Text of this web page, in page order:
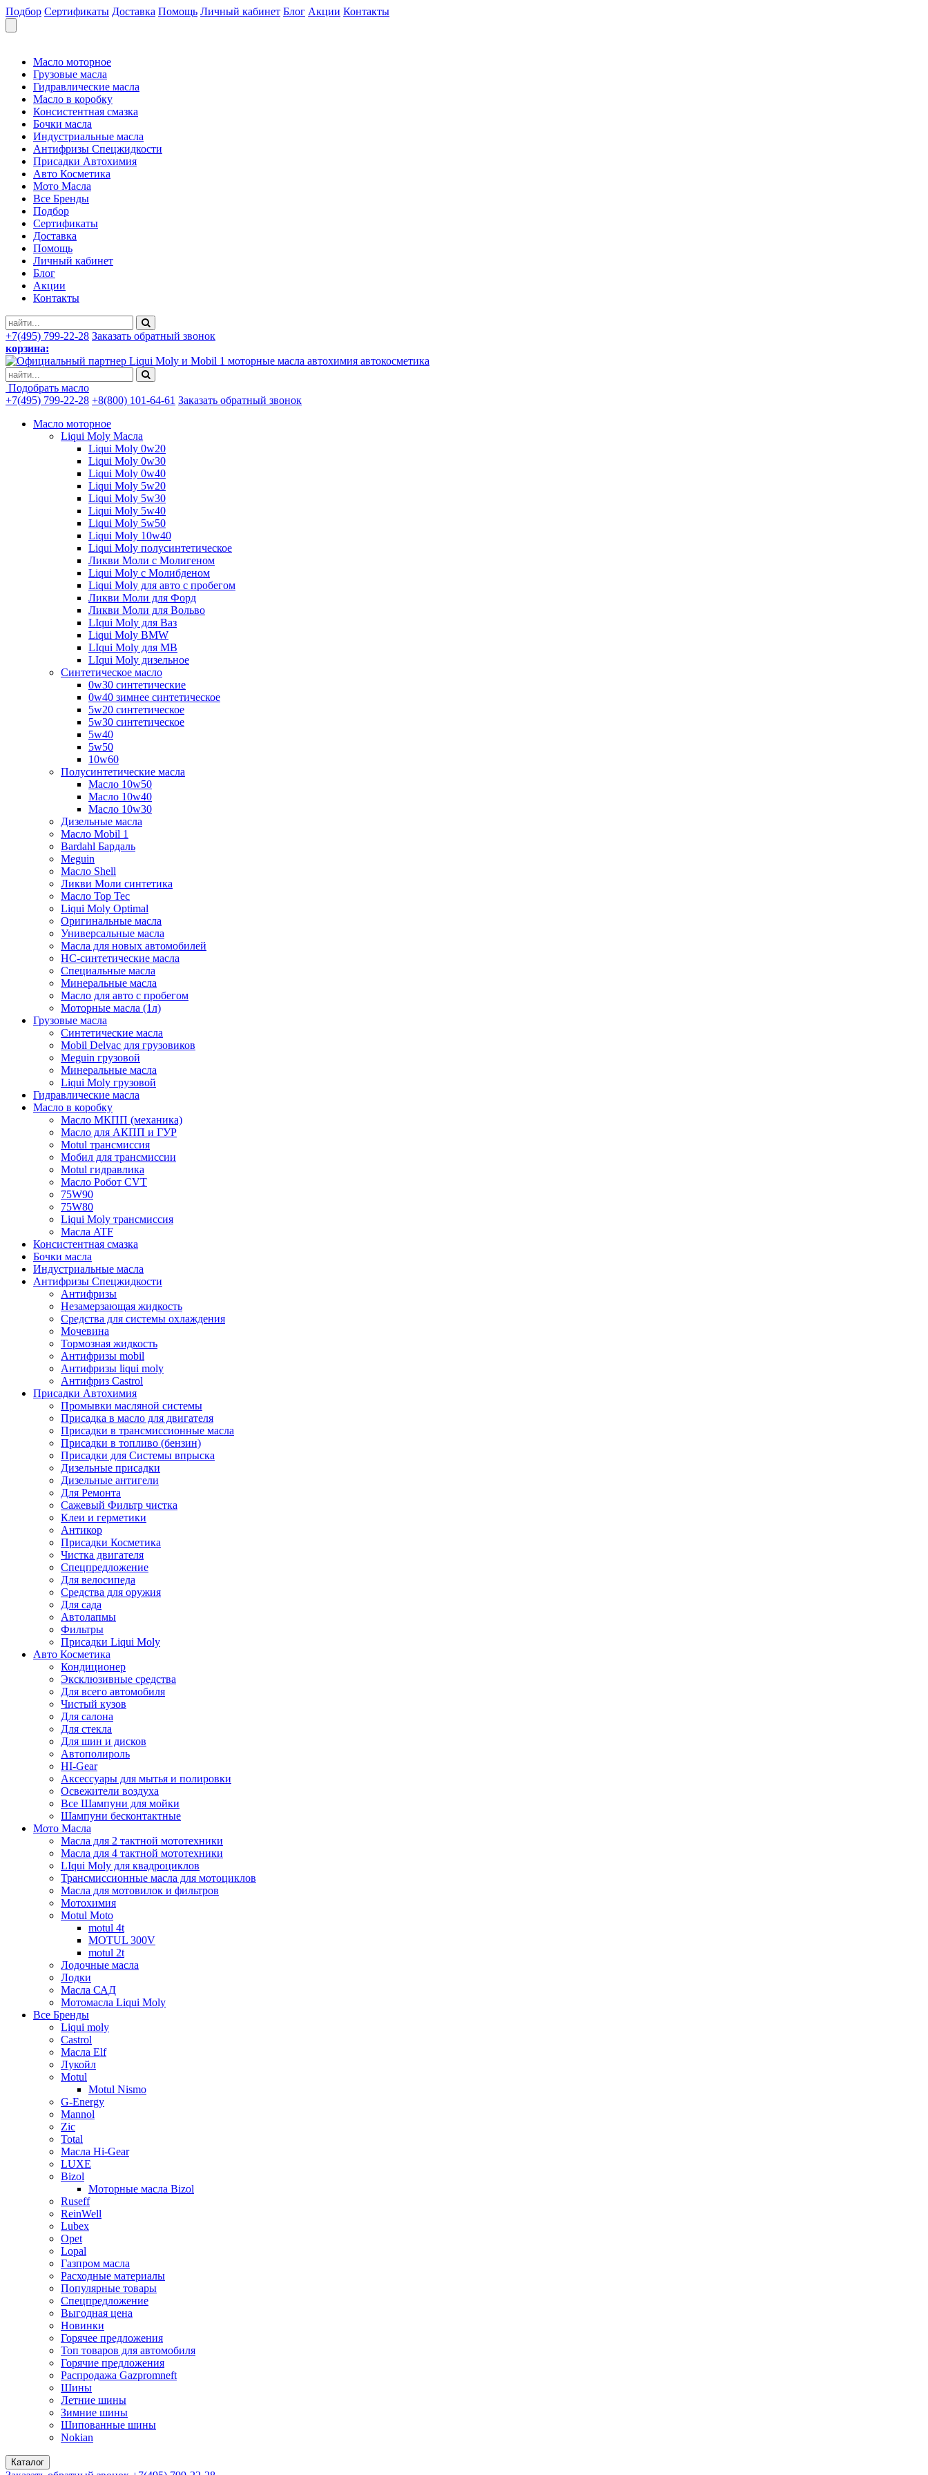
Подбор Сертификаты Доставка Помощь Личный кабинет Блог Акции Контакты
Масло моторное
Грузовые масла
Гидравлические масла
Масло в коробку
Консистентная смазка
Бочки масла
Индустриальные масла
Антифризы Спецжидкости
Присадки Автохимия
Авто Косметика
Мото Масла
Все Бренды
Подбор
Сертификаты
Доставка
Помощь
Личный кабинет
Блог
Акции
Контакты
+7(495) 799-22-28 Заказать обратный звонок
корзина:
моторные масла автохимия автокосметика
Подобрать масло
+7(495) 799-22-28 +8(800) 101-64-61 Заказать обратный звонок
Масло моторное
Liqui Moly Масла
Liqui Moly 0w20
Liqui Moly 0w30
Liqui Moly 0w40
Liqui Moly 5w20
Liqui Moly 5w30
Liqui Moly 5w40
Liqui Moly 5w50
Liqui Moly 10w40
Liqui Moly полусинтетическое
Ликви Моли с Молигеном
Liqui Moly с Молибденом
Liqui Moly для авто с пробегом
Ликви Моли для Форд
Ликви Моли для Вольво
LIqui Moly для Ваз
Liqui Moly BMW
LIqui Moly для MB
LIqui Moly дизельное
Синтетическое масло
0w30 синтетические
0w40 зимнее синтетическое
5w20 синтетическое
5w30 синтетическое
5w40
5w50
10w60
Полусинтетические масла
Масло 10w50
Масло 10w40
Масло 10w30
Дизельные масла
Масло Mobil 1
Bardahl Бардаль
Meguin
Масло Shell
Ликви Моли синтетика
Масло Top Tec
Liqui Moly Optimal
Оригинальные масла
Универсальные масла
Масла для новых автомобилей
HC-синтетические масла
Специальные масла
Минеральные масла
Масло для авто с пробегом
Моторные масла (1л)
Грузовые масла
Синтетические масла
Mobil Delvac для грузовиков
Meguin грузовой
Минеральные масла
Liqui Moly грузовой
Гидравлические масла
Масло в коробку
Масло МКПП (механика)
Масло для АКПП и ГУР
Motul трансмиссия
Мобил для трансмиссии
Motul гидравлика
Масло Робот CVT
75W90
75W80
Liqui Moly трансмиссия
Масла ATF
Консистентная смазка
Бочки масла
Индустриальные масла
Антифризы Спецжидкости
Антифризы
Незамерзающая жидкость
Средства для системы охлаждения
Мочевина
Тормозная жидкость
Антифризы mobil
Антифризы liqui moly
Антифриз Castrol
Присадки Автохимия
Промывки масляной системы
Присадка в масло для двигателя
Присадки в трансмиссионные масла
Присадки в топливо (бензин)
Присадки для Системы впрыска
Дизельные присадки
Дизельные антигели
Для Ремонта
Сажевый Фильтр чистка
Клеи и герметики
Антикор
Присадки Косметика
Чистка двигателя
Спецпредложение
Для велосипеда
Средства для оружия
Для сада
Автолапмы
Фильтры
Присадки Liqui Moly
Авто Косметика
Кондиционер
Эксклюзивные средства
Для всего автомобиля
Чистый кузов
Для салона
Для стекла
Для шин и дисков
Автополироль
HI-Gear
Аксессуары для мытья и полировки
Освежители воздуха
Все Шампуни для мойки
Шампуни бесконтактные
Мото Масла
Масла для 2 тактной мототехники
Масла для 4 тактной мототехники
LIqui Moly для квадроциклов
Трансмиссионные масла для мотоциклов
Масла для мотовилок и фильтров
Мотохимия
Motul Moto
motul 4t
MOTUL 300V
motul 2t
Лодочные масла
Лодки
Масла САД
Мотомасла Liqui Moly
Все Бренды
Liqui moly
Castrol
Масла Elf
Лукойл
Motul
Motul Nismo
G-Energy
Mannol
Zic
Total
Масла Hi-Gear
LUXE
Bizol
Моторные масла Bizol
Ruseff
ReinWell
Lubex
Opet
Lopal
Газпром масла
Расходные материалы
Популярные товары
Спецпредложение
Выгодная цена
Новинки
Горячее предложения
Топ товаров для автомобиля
Горячие предложения
Распродажа Gazpromneft
Шины
Летние шины
Зимние шины
Шипованные шины
Nokian
Каталог